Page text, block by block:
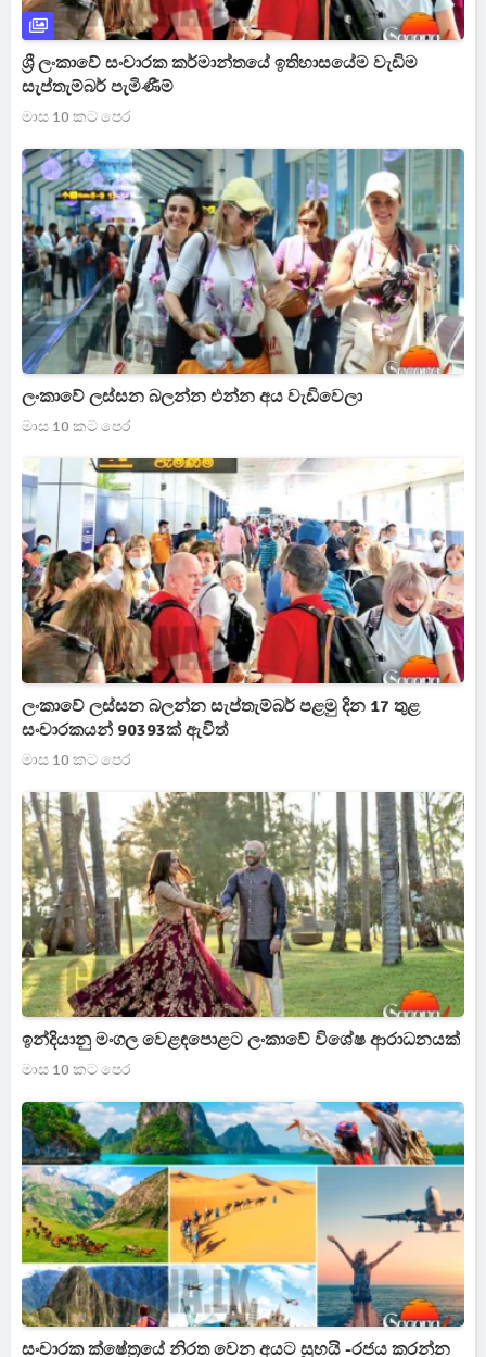
ශ්‍රී ලංකාවේ සංචාරක කර්මාන්තයේ ඉතිහාසයේම වැඩිම
සැප්තැම්බර් පැමිණීම්
මාස 10 කට පෙර
ලංකාවේ ලස්සන බලන්න එන්න අය වැඩිවෙලා
මාස 10 කට පෙර
ලංකාවේ ලස්සන බලන්න සැප්තැම්බර් පළමු දින 17 තුළ
සංචාරකයන් 90393ක් ඇවිත්
මාස 10 කට පෙර
ඉන්දියානු මංගල වෙළඳපොළට ලංකාවේ විශේෂ ආරාධනයක්
මාස 10 කට පෙර
සංචාරක ක්ෂේත්‍රයේ නිරත වෙන අයට සුභයි -රජය කරන්න